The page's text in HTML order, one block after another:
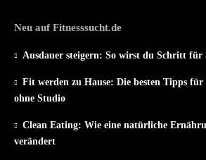
Neu auf Fitnesssucht.de
Ausdauer steigern: So wirst du Schritt
Fit werden zu Hause: Die besten Tipps
ohne Studio
Clean Eating: Wie eine natürliche
verändert